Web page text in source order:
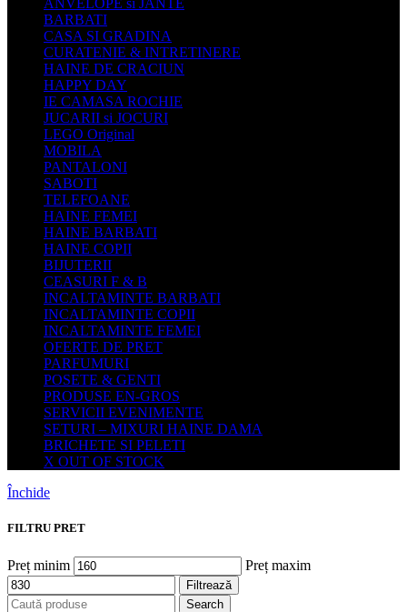
ANVELOPE si JANTE
BARBATI
CASA SI GRADINA
CURATENIE & INTRETINERE
HAINE DE CRACIUN
HAPPY DAY
IE CAMASA ROCHIE
JUCARII si JOCURI
LEGO Original
MOBILA
PANTALONI
SABOTI
TELEFOANE
HAINE FEMEI
HAINE BARBATI
HAINE COPII
BIJUTERII
CEASURI F & B
INCALTAMINTE BARBATI
INCALTAMINTE COPII
INCALTAMINTE FEMEI
OFERTE DE PRET
PARFUMURI
POSETE & GENTI
PRODUSE EN-GROS
SERVICII EVENIMENTE
SETURI – MIXURI HAINE DAMA
BRICHETE SI PELETI
X OUT OF STOCK
Închide
FILTRU PRET
Preț minim Preț maxim
Filtrează
Search